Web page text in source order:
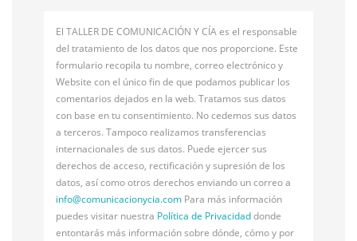
El TALLER DE COMUNICACIÓN Y CÍA es el responsable
del tratamiento de los datos que nos proporcione. Este
formulario recopila tu nombre, correo electrónico y
Website con el único fin de que podamos publicar los
comentarios dejados en la web. Tratamos sus datos
con base en tu consentimiento. No cedemos sus datos
a terceros. Tampoco realizamos transferencias
internacionales de sus datos. Puede ejercer sus
derechos de acceso, rectificación y supresión de los
datos, así como otros derechos enviando un correo a
info@comunicacionycia.com Para más información
puedes visitar nuestra Política de Privacidaddonde
entontarás más información sobre dónde, cómo y por